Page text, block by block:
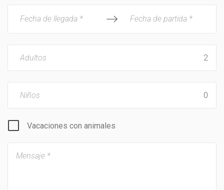
Fecha de llegada * Fecha de partida *
Adultos
Niños
Vacaciones con animales